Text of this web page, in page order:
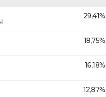
29,41%
18,75%
16,18%
12,87%